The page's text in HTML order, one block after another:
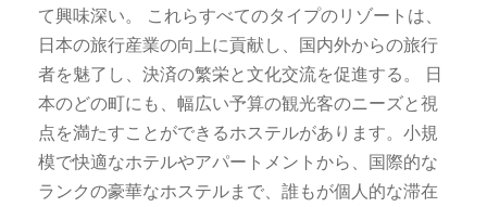
て興味深い。 これらすべてのタイプのリゾートは、
日本の旅行産業の向上に貢献し、国内外からの旅行
者を魅了し、決済の繁栄と文化交流を促進する。 日
本のどの町にも、幅広い予算の観光客のニーズと視
点を満たすことができるホステルがあります。小規
模で快適なホテルやアパートメントから、国際的な
ランクの豪華なホステルまで、誰もが個人的な滞在